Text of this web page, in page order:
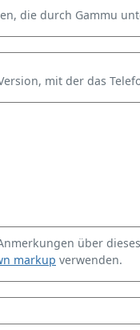
die durch Gammu
mit der das
über
markup verwenden.